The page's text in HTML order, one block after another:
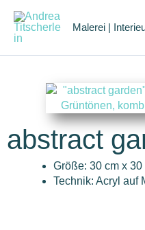
Inhalt
springen
Malerei |
abstract
Größe: 30 cm x 30
Technik: Acryl auf